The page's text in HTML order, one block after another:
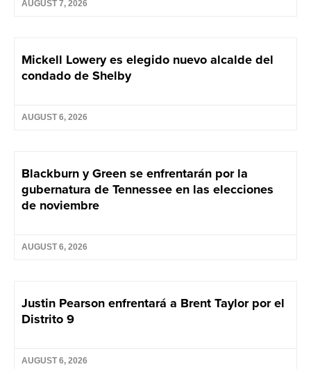
AUGUST 7, 2026
Mickell Lowery es elegido nuevo alcalde del
condado de Shelby
AUGUST 6, 2026
Blackburn y Green se enfrentarán por la
gubernatura de Tennessee en las elecciones
de noviembre
AUGUST 6, 2026
Justin Pearson enfrentará a Brent Taylor por el
Distrito 9
AUGUST 6, 2026